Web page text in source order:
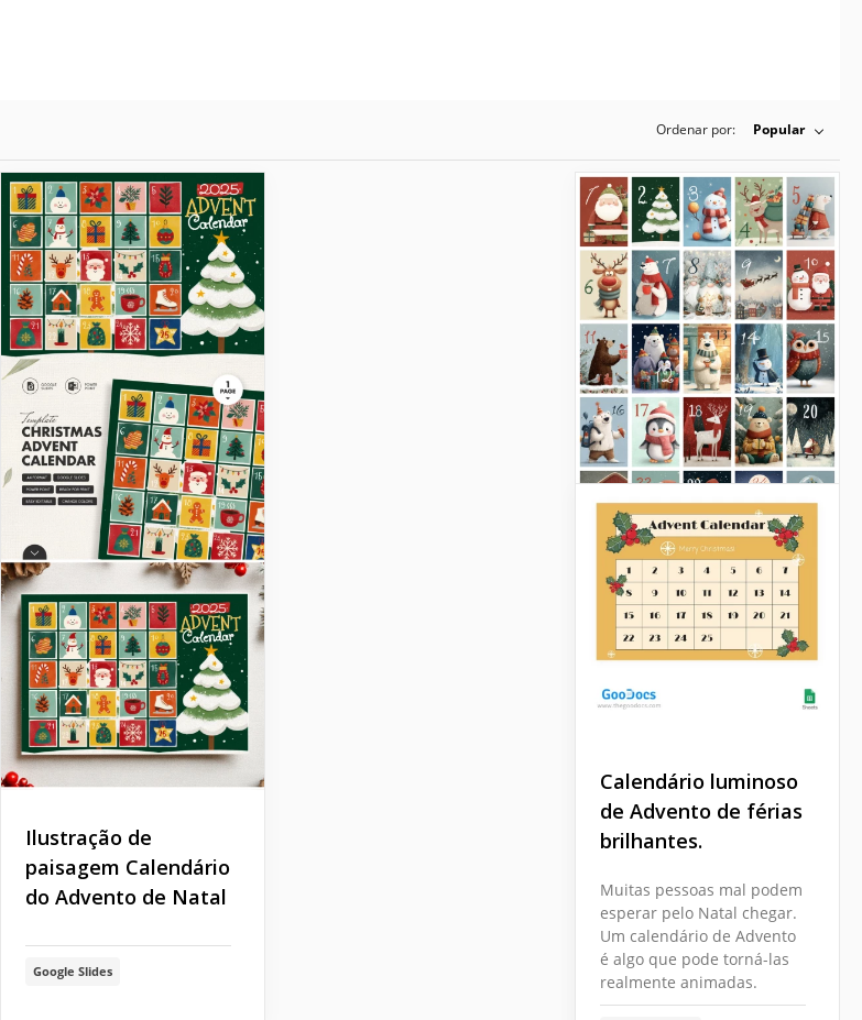
Ordenar por: Popular
Ilustração de
paisagem Calendário
do Advento de Natal
Google Slides
Calendário luminoso
de Advento de férias
brilhantes.
Muitas pessoas mal podem
esperar pelo Natal chegar.
Um calendário de Advento
é algo que pode torná-las
realmente animadas.